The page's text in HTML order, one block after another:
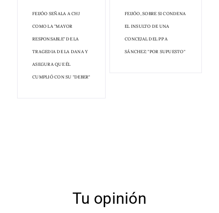
FEIJÓO SEÑALA A CHJ
COMO LA "MAYOR
RESPONSABLE" DE LA
TRAGEDIA DE LA DANA Y
ASEGURA QUE ÉL
CUMPLIÓ CON SU "DEBER"
FEIJÓO, SOBRE SI CONDENA
EL INSULTO DE UNA
CONCEJAL DEL PP A
SÁNCHEZ: "POR SUPUESTO"
Tu opinión